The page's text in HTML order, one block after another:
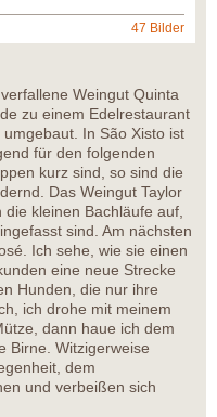
47 Bilder
Weingut Quinta
zu einem Edelrestaurant
In São Xisto ist
für den folgenden
kurz sind, so sind die
Das Weingut Taylor
kleinen Bachläufe auf,
sind. Am nächsten
Ich sehe, wie sie einen
eine neue Strecke
Hunden, die nur ihre
ich drohe mit meinem
dann haue ich dem
Birne. Witzigerweise
dem
und verbeißen sich